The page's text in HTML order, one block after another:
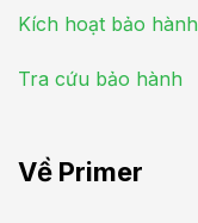
Kích hoạt bảo hành
Tra cứu bảo hành
Về Primer